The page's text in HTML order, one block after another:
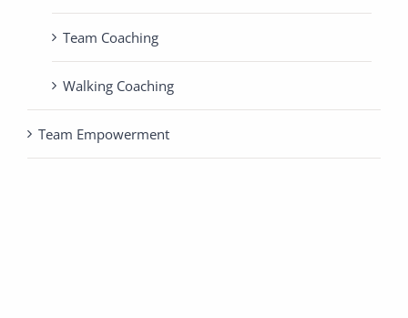
Team Coaching
Walking Coaching
Team Empowerment